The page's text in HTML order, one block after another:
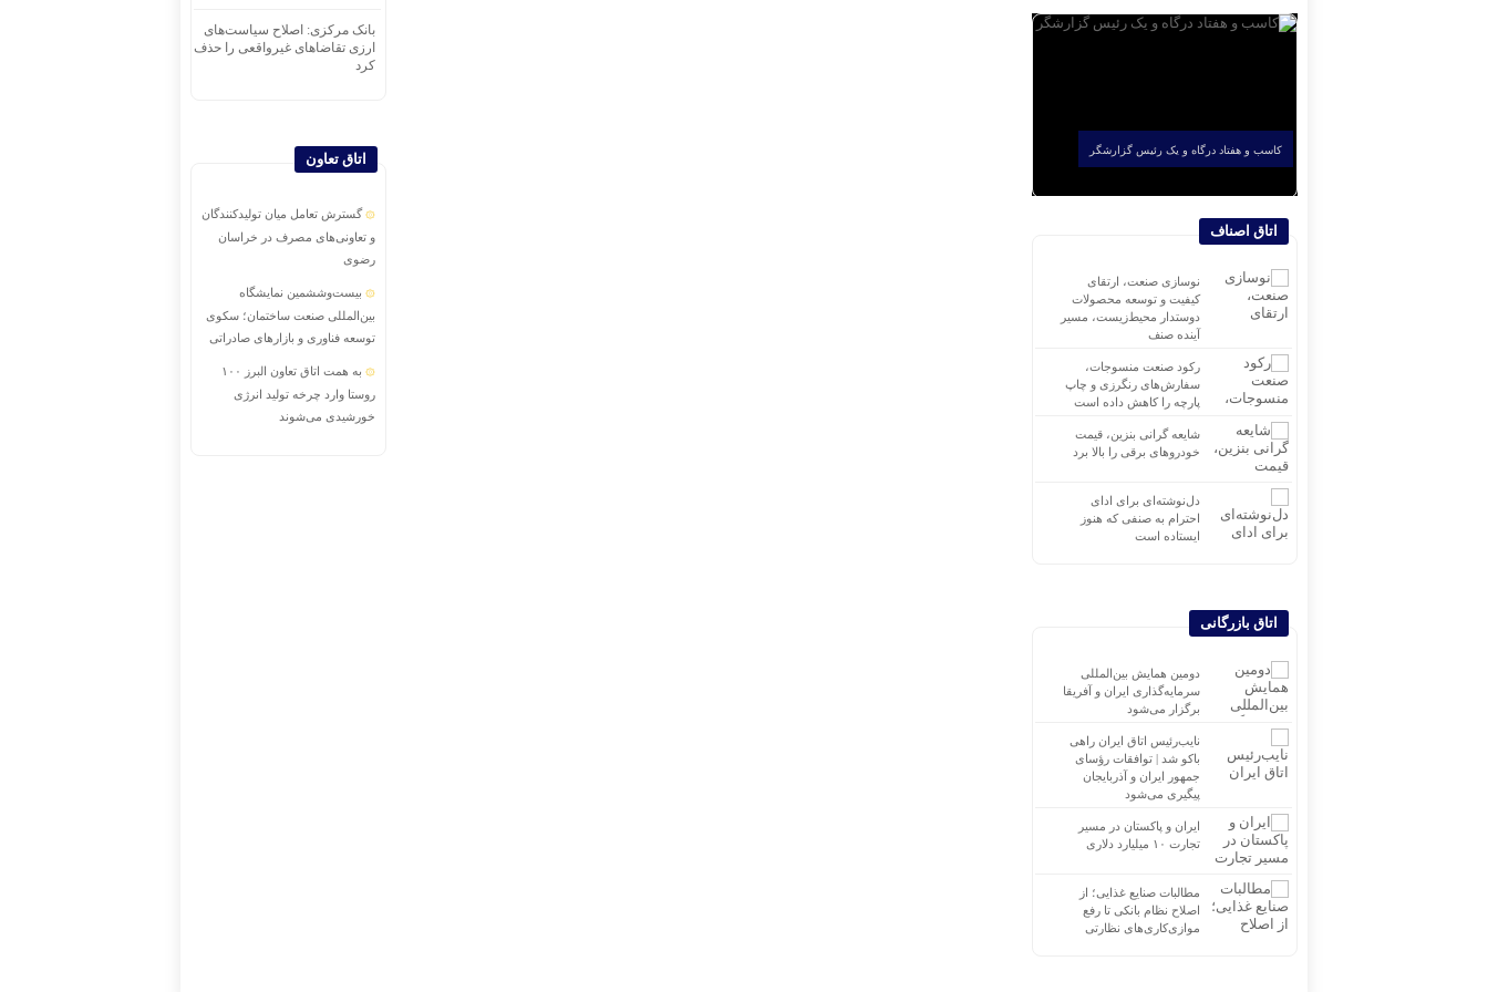
بانک مرکزی: اصلاح سیاست‌های
ارزی تقاضاهای غیرواقعی را حذف
کرد
اتاق تعاون
گسترش تعامل میان تولیدکنندگان
و تعاونی‌های مصرف در خراسان
رضوی
بیست‌وششمین نمایشگاه
بین‌المللی صنعت ساختمان؛ سکوی
توسعه فناوری و بازارهای صادراتی
به همت اتاق تعاون البرز ۱۰۰
روستا وارد چرخه تولید انرژی
خورشیدی می‌شوند
کاسب و هفتاد درگاه و یک رئیس گزارشگر
اتاق اصناف
نوسازی صنعت، ارتقای
کیفیت و توسعه محصولات
دوستدار محیط‌زیست، مسیر
آینده صنف
رکود صنعت منسوجات،
سفارش‌های رنگرزی و چاپ
پارچه را کاهش داده است
شایعه گرانی بنزین، قیمت
خودروهای برقی را بالا برد
دل‌نوشته‌ای برای ادای
احترام به صنفی که هنوز
ایستاده است
اتاق بازرگانی
دومین همایش بین‌المللی
سرمایه‌گذاری ایران و آفریقا
برگزار می‌شود
نایب‌رئیس اتاق ایران راهی
باکو شد | توافقات رؤسای
جمهور ایران و آذربایجان
پیگیری می‌شود
ایران و پاکستان در مسیر
تجارت ۱۰ میلیارد دلاری
مطالبات صنایع غذایی؛ از
اصلاح نظام بانکی تا رفع
موازی‌کاری‌های نظارتی